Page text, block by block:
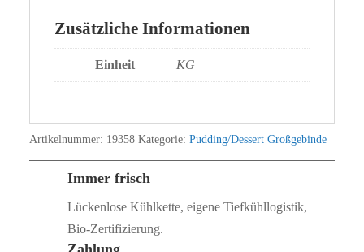
Zusätzliche Informationen
Einheit KG
Artikelnummer: 19358 Kategorie: Pudding/Dessert Großgebinde
Immer frisch
Lückenlose Kühlkette, eigene Tiefkühllogistik,
Bio‑Zertifizierung.